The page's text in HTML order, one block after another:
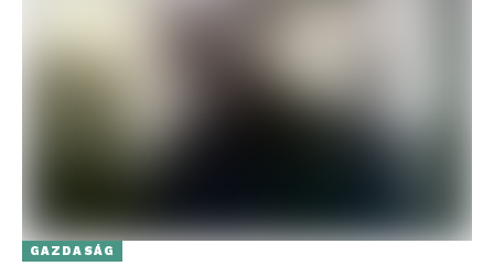
GAZDASÁG